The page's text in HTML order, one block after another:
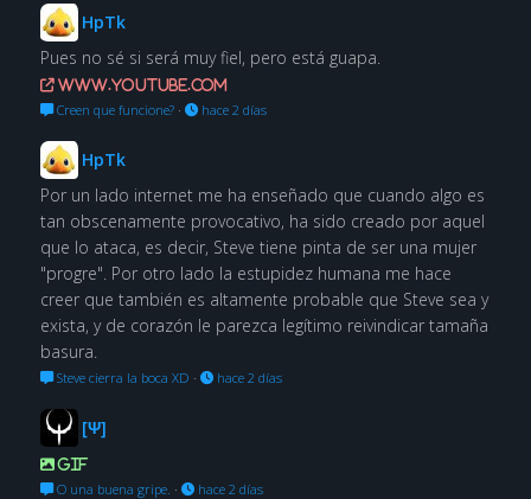
HpTk
Pues no sé si será muy fiel, pero está guapa.
www.youtube.com
Creen que funcione?· hace 2 días
HpTk
Por un lado internet me ha enseñado que cuando algo es
tan obscenamente provocativo, ha sido creado por aquel
que lo ataca, es decir, Steve tiene pinta de ser una mujer
"progre". Por otro lado la estupidez humana me hace
creer que también es altamente probable que Steve sea y
exista, y de corazón le parezca legítimo reivindicar tamaña
basura.
Steve cierra la boca XD · hace 2 días
[Ψ]
GIF
O una buena gripe. · hace 2 días